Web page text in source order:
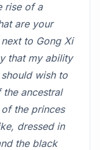
rise of a
are your
to Gong Xi
that my ability
wish to
ancestral
the princes
dressed in
the black